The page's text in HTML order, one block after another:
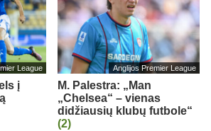
League
į
Anglijos Premier League
M. Palestra: „Man
„Chelsea“ – vienas
didžiausių klubų futbole“
(2)